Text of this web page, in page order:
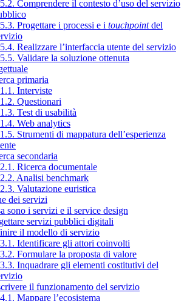
Comprendere il contesto d’uso del servizio
Progettare i processi e i touchpointdel
Realizzare l’interfaccia utente del servizio
Validare la soluzione ottenuta
primaria
Interviste
Questionari
Test di usabilità
Web analytics
Strumenti di mappatura dell’esperienza
secondaria
Ricerca documentale
Analisi benchmark
Valutazione euristica
dei servizi
sono i servizi e il service design
servizi pubblici digitali
il modello di servizio
Identificare gli attori coinvolti
Formulare la proposta di valore
Inquadrare gli elementi costitutivi del
il funzionamento del servizio
Mappare l’ecosistema